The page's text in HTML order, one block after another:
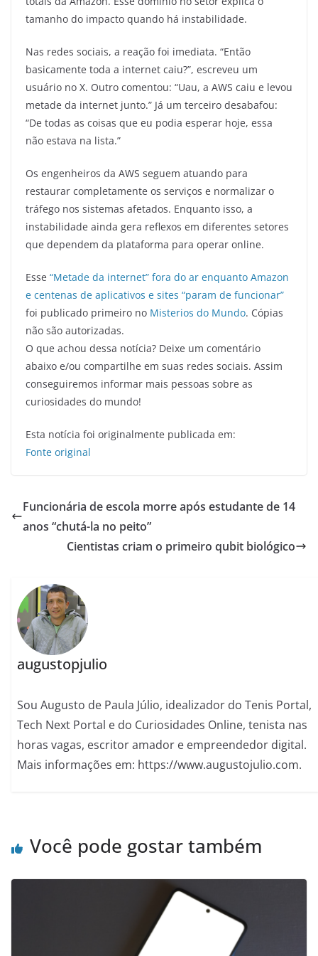
tamanho do impacto quando há instabilidade.
Nas redes sociais, a reação foi imediata. “Então
basicamente toda a internet caiu?”, escreveu um
usuário no X. Outro comentou: “Uau, a AWS caiu e levou
metade da internet junto.” Já um terceiro desabafou:
“De todas as coisas que eu podia esperar hoje, essa
não estava na lista.”
Os engenheiros da AWS seguem atuando para
restaurar completamente os serviços e normalizar o
tráfego nos sistemas afetados. Enquanto isso, a
instabilidade ainda gera reflexos em diferentes setores
que dependem da plataforma para operar online.
Esse “Metade da internet” fora do ar enquanto Amazon
e centenas de aplicativos e sites “param de funcionar”
foi publicado primeiro no Misterios do Mundo. Cópias
não são autorizadas.
O que achou dessa notícia? Deixe um comentário
abaixo e/ou compartilhe em suas redes sociais. Assim
conseguiremos informar mais pessoas sobre as
curiosidades do mundo!
Esta notícia foi originalmente publicada em:
Fonte original
Funcionária de escola morre após estudante de 14
anos “chutá-la no peito”
Cientistas criam o primeiro qubit biológico
augustopjulio
Sou Augusto de Paula Júlio, idealizador do Tenis Portal,
Tech Next Portal e do Curiosidades Online, tenista nas
horas vagas, escritor amador e empreendedor digital.
Mais informações em: https://www.augustojulio.com.
Você pode gostar também